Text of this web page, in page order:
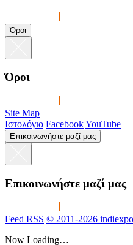
Όροι
Όροι
Site Map
Ιστολόγιο FacebookYouTube
Επικοινωνήστε μαζί μας
Επικοινωνήστε μαζί μας
Feed RSS © 2011-2026
Now Loading…